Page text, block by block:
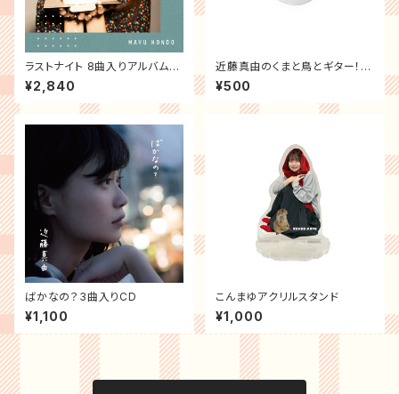
ラストナイト 8曲入りアルバムC
D
¥2,840
近藤真由のくまと鳥とギター！缶
バッチ
¥500
ばかなの？3曲入りCD
¥1,100
こんまゆアクリルスタンド
¥1,000